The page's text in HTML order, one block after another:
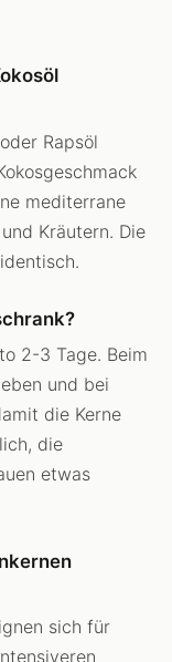
Rapsöl
mediterrane
Kräutern. Die
2-3 Tage. Beim
und bei
die Kerne
die
etwas
sich für